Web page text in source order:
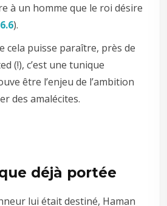
à un homme que le roi désire
).
cela puisse paraître, près de
(!), c’est une tunique
être l’enjeu de l’ambition
des amalécites.
déjà portée
lui était destiné, Haman